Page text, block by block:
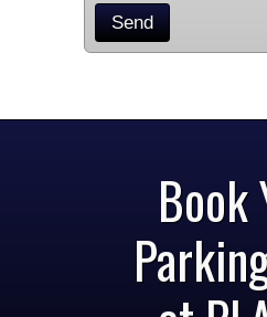
Send
Book